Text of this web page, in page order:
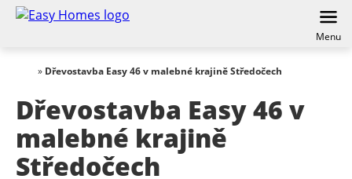
Menu
» Dřevostavba Easy 46 v malebné krajině Středočech
Dřevostavba Easy 46 v
malebné krajině
Středočech